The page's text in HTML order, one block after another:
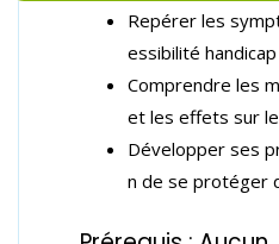
Repérer les
essibilité handicap
Comprendre les
et les effets sur
Développer ses
n de se protéger